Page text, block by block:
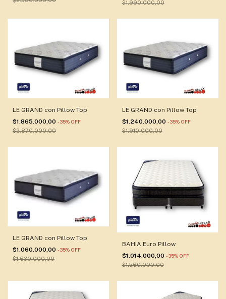
$1.990.000,00
LE GRAND con Pillow Top
$1.865.000,00 -35% OFF
$2.870.000,00
LE GRAND con Pillow Top
$1.240.000,00 -35% OFF
$1.910.000,00
LE GRAND con Pillow Top
$1.060.000,00 -35% OFF
$1.630.000,00
BAHIA Euro Pillow
$1.014.000,00 -35% OFF
$1.560.000,00